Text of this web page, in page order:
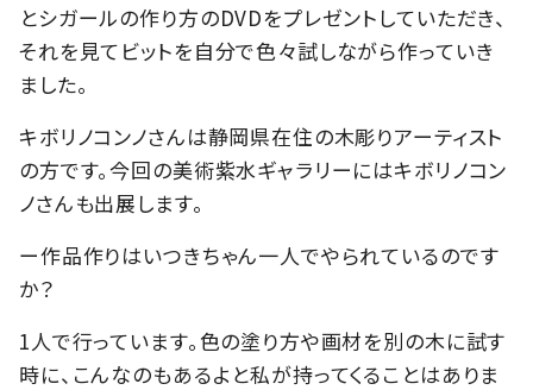
とシガールの作り方のDVDをプレゼントしていただき、
それを見てビットを自分で色々試しながら作っていき
ました。
キボリノコンノさんは静岡県在住の木彫りアーティスト
の方です。今回の美術紫水ギャラリーにはキボリノコン
ノさんも出展します。
ー作品作りはいつきちゃん一人でやられているのです
か？
1人で行っています。色の塗り方や画材を別の木に試す
時に、こんなのもあるよと私が持ってくることはありま